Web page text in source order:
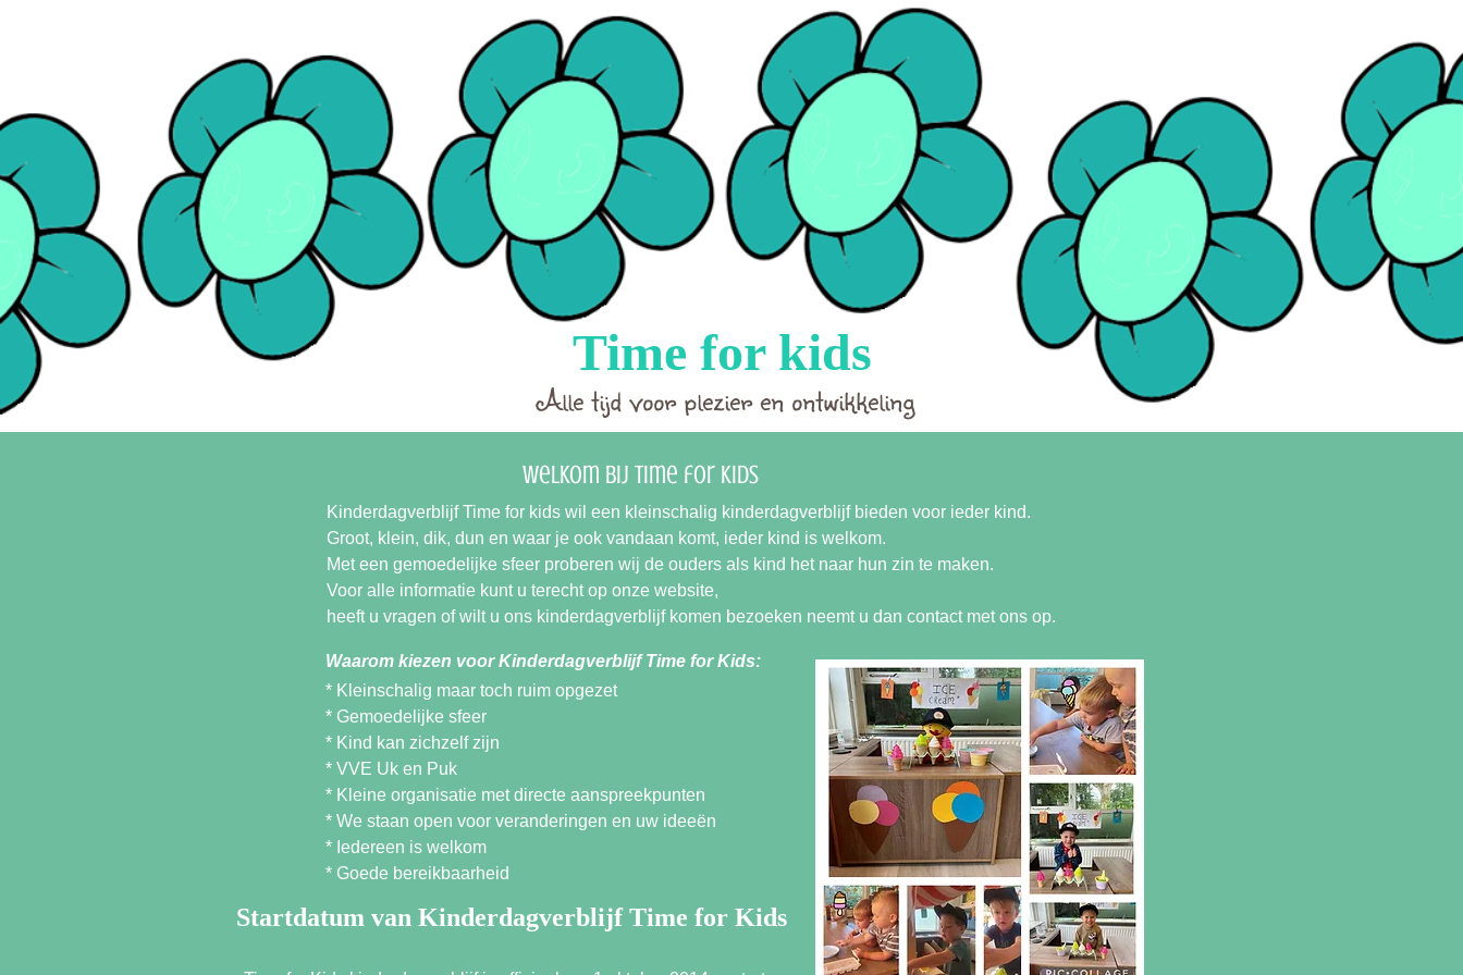
Time for kids
Alle tijd voor plezier en ontwikkeling
Welkom bij Time for Kids
Kinderdagverblijf Time for kids wil een kleinschalig kinderdagverblijf bieden voor ieder kind.
Groot, klein, dik, dun en waar je ook vandaan komt, ieder kind is welkom.
Met een gemoedelijke sfeer proberen wij de ouders als kind het naar hun zin te maken.
Voor alle informatie kunt u terecht op onze website,
heeft u vragen of wilt u ons kinderdagverblijf komen bezoeken neemt u dan contact met ons op.
Waarom kiezen voor Kinderdagverblijf Time for Kids:
* Kleinschalig maar toch ruim opgezet
* Gemoedelijke sfeer
* Kind kan zichzelf zijn
* VVE Uk en Puk
* Kleine organisatie met directe aanspreekpunten
* We staan open voor veranderingen en uw ideeën
* Iedereen is welkom
* Goede bereikbaarheid
Startdatum van Kinderdagverblijf Time for Kids